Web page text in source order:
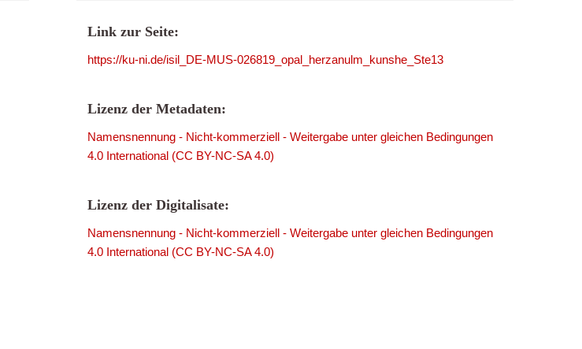
Link zur Seite:
https://ku-ni.de/isil_DE-MUS-026819_opal_herzanulm_kunshe_Ste13
Lizenz der Metadaten:
Namensnennung - Nicht-kommerziell - Weitergabe unter gleichen Bedingungen
4.0 International (CC BY-NC-SA 4.0)
Lizenz der Digitalisate:
Namensnennung - Nicht-kommerziell - Weitergabe unter gleichen Bedingungen
4.0 International (CC BY-NC-SA 4.0)